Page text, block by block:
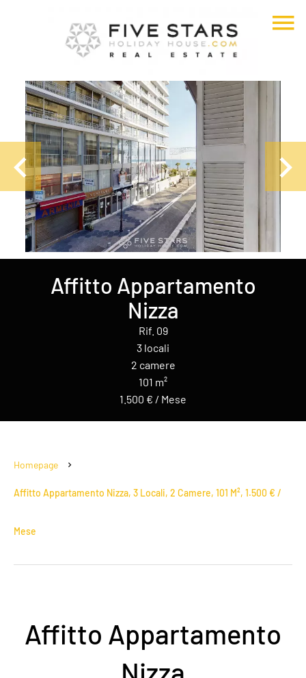
Affitto Appartamento
Nizza
Rif. 09
3 locali
2 camere
101 m²
1.500 € / Mese
Homepage
Affitto Appartamento Nizza, 3 Locali, 2 Camere, 101 M², 1.500 € /
Mese
Affitto Appartamento